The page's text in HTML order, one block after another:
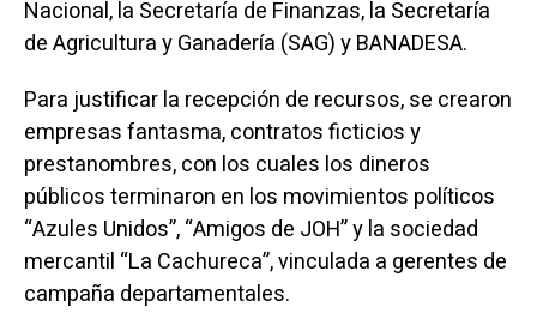
Nacional, la Secretaría de Finanzas, la Secretaría
de Agricultura y Ganadería (SAG) y BANADESA.
Para justificar la recepción de recursos, se crearon
empresas fantasma, contratos ficticios y
prestanombres, con los cuales los dineros
públicos terminaron en los movimientos políticos
“Azules Unidos”, “Amigos de JOH” y la sociedad
mercantil “La Cachureca”, vinculada a gerentes de
campaña departamentales.